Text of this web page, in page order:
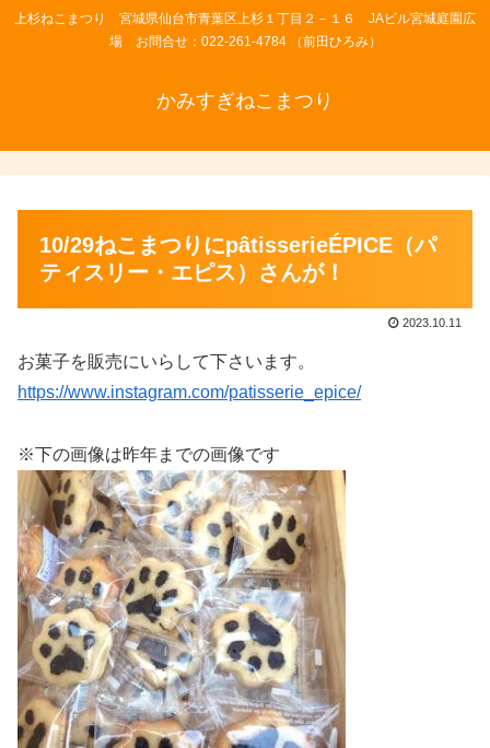
上杉ねこまつり 宮城県仙台市青葉区上杉１丁目２－１６ JAビル宮城庭園広
場 お問合せ：022-261-4784 （前田ひろみ）
かみすぎねこまつり
10/29ねこまつりにpâtisserieÉPICE（パ
ティスリー・エピス）さんが！
2023.10.11
お菓子を販売にいらして下さいます。
https://www.instagram.com/patisserie_epice/
※下の画像は昨年までの画像です